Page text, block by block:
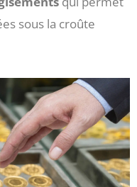
sous la croûte